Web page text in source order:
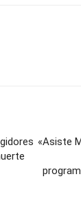
«Asiste